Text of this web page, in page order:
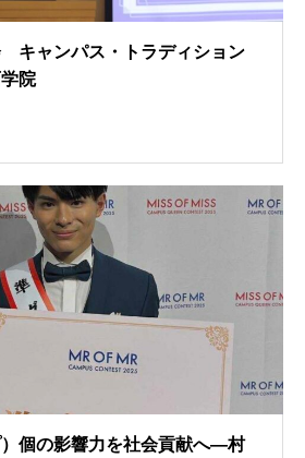
キャンパス・トラディション
院
）個の影響力を社会貢献へ―村